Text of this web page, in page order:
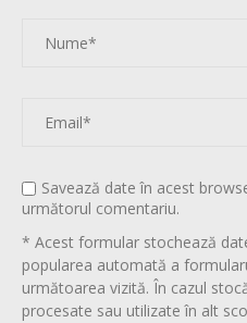
Savează date în acest
următorul comentariu.
* Acest formular stochează
popularea automată a
următoarea vizită. În cazul
procesate sau utilizate în alt